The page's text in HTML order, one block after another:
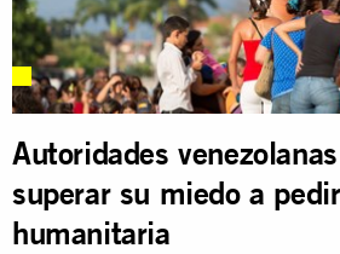
Autoridades
superar su miedo a
humanitaria